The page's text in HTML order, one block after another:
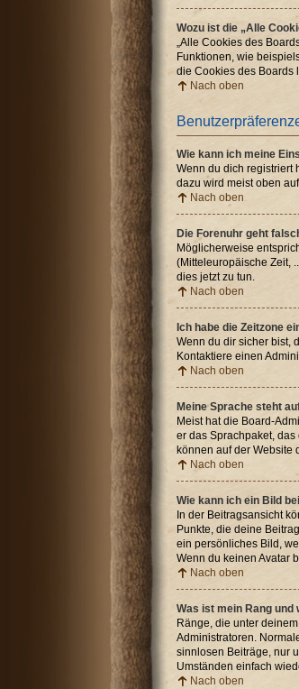
Wozu ist die „Alle
„Alle Cookies des
Funktionen, wie
die Cookies des Boards
Nach oben
Wie kann ich meine
Wenn du dich registriert
dazu wird meist oben
Nach oben
Die Forenuhr geht
Möglicherweise
(Mitteleuropäische Zeit,
dies jetzt zu tun.
Nach oben
Ich habe die Zeitzone
Wenn du dir sicher bist,
Kontaktiere einen
Nach oben
Meine Sprache steht
Meist hat die Board-
er das Sprachpaket,
können auf der Website
Nach oben
Wie kann ich ein Bild
In der Beitragsansicht
Punkte, die deine
ein persönliches Bild,
Wenn du keinen Avatar
Nach oben
Was ist mein Rang und
Ränge, die unter
Administratoren.
sinnlosen Beiträge, nur
Umständen einfach
Nach oben